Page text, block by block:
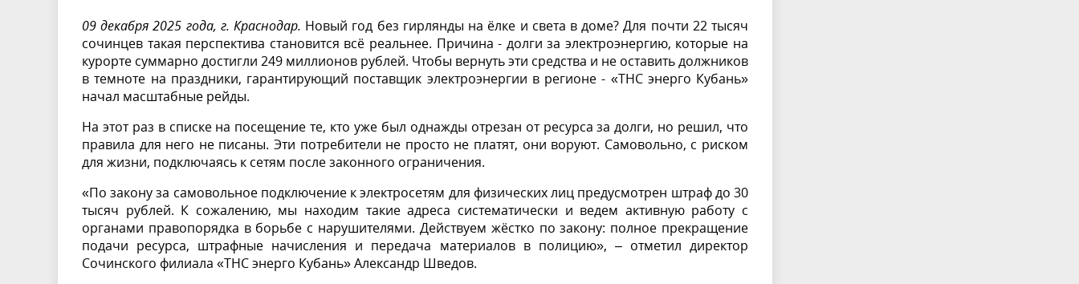
09 декабря 2025 года, г. Краснодар. Новый год без гирлянды на ёлке и света в доме? Для почти 22 тысяч
сочинцев такая перспектива становится всё реальнее. Причина - долги за электроэнергию, которые на
курорте суммарно достигли 249 миллионов рублей. Чтобы вернуть эти средства и не оставить должников
в темноте на праздники, гарантирующий поставщик электроэнергии в регионе - «ТНС энерго Кубань»
начал масштабные рейды.
На этот раз в списке на посещение те, кто уже был однажды отрезан от ресурса за долги, но решил, что
правила для него не писаны. Эти потребители не просто не платят, они воруют. Самовольно, с риском
для жизни, подключаясь к сетям после законного ограничения.
«По закону за самовольное подключение к электросетям для физических лиц предусмотрен штраф до 30
тысяч рублей. К сожалению, мы находим такие адреса систематически и ведем активную работу с
органами правопорядка в борьбе с нарушителями. Действуем жёстко по закону: полное прекращение
подачи ресурса, штрафные начисления и передача материалов в полицию», – отметил директор
Сочинского филиала «ТНС энерго Кубань» Александр Шведов.